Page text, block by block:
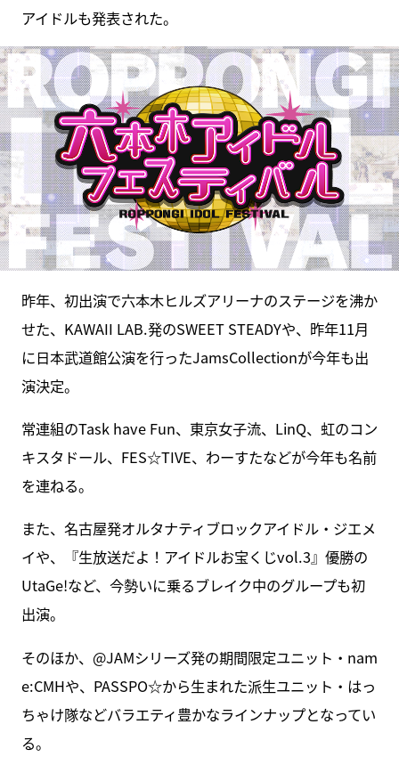
アイドルも発表された。
昨年、初出演で六本木ヒルズアリーナのステージを沸か
せた、KAWAII LAB.発のSWEET STEADYや、昨年11月
に日本武道館公演を行ったJamsCollectionが今年も出
演決定。
常連組のTask have Fun、東京女子流、LinQ、虹のコン
キスタドール、FES☆TIVE、わーすたなどが今年も名前
を連ねる。
また、名古屋発オルタナティブロックアイドル・ジエメ
イや、『生放送だよ！アイドルお宝くじvol.3』優勝の
UtaGe!など、今勢いに乗るブレイク中のグループも初
出演。
そのほか、@JAMシリーズ発の期間限定ユニット・nam
e:CMHや、PASSPO☆から生まれた派生ユニット・はっ
ちゃけ隊などバラエティ豊かなラインナップとなってい
る。